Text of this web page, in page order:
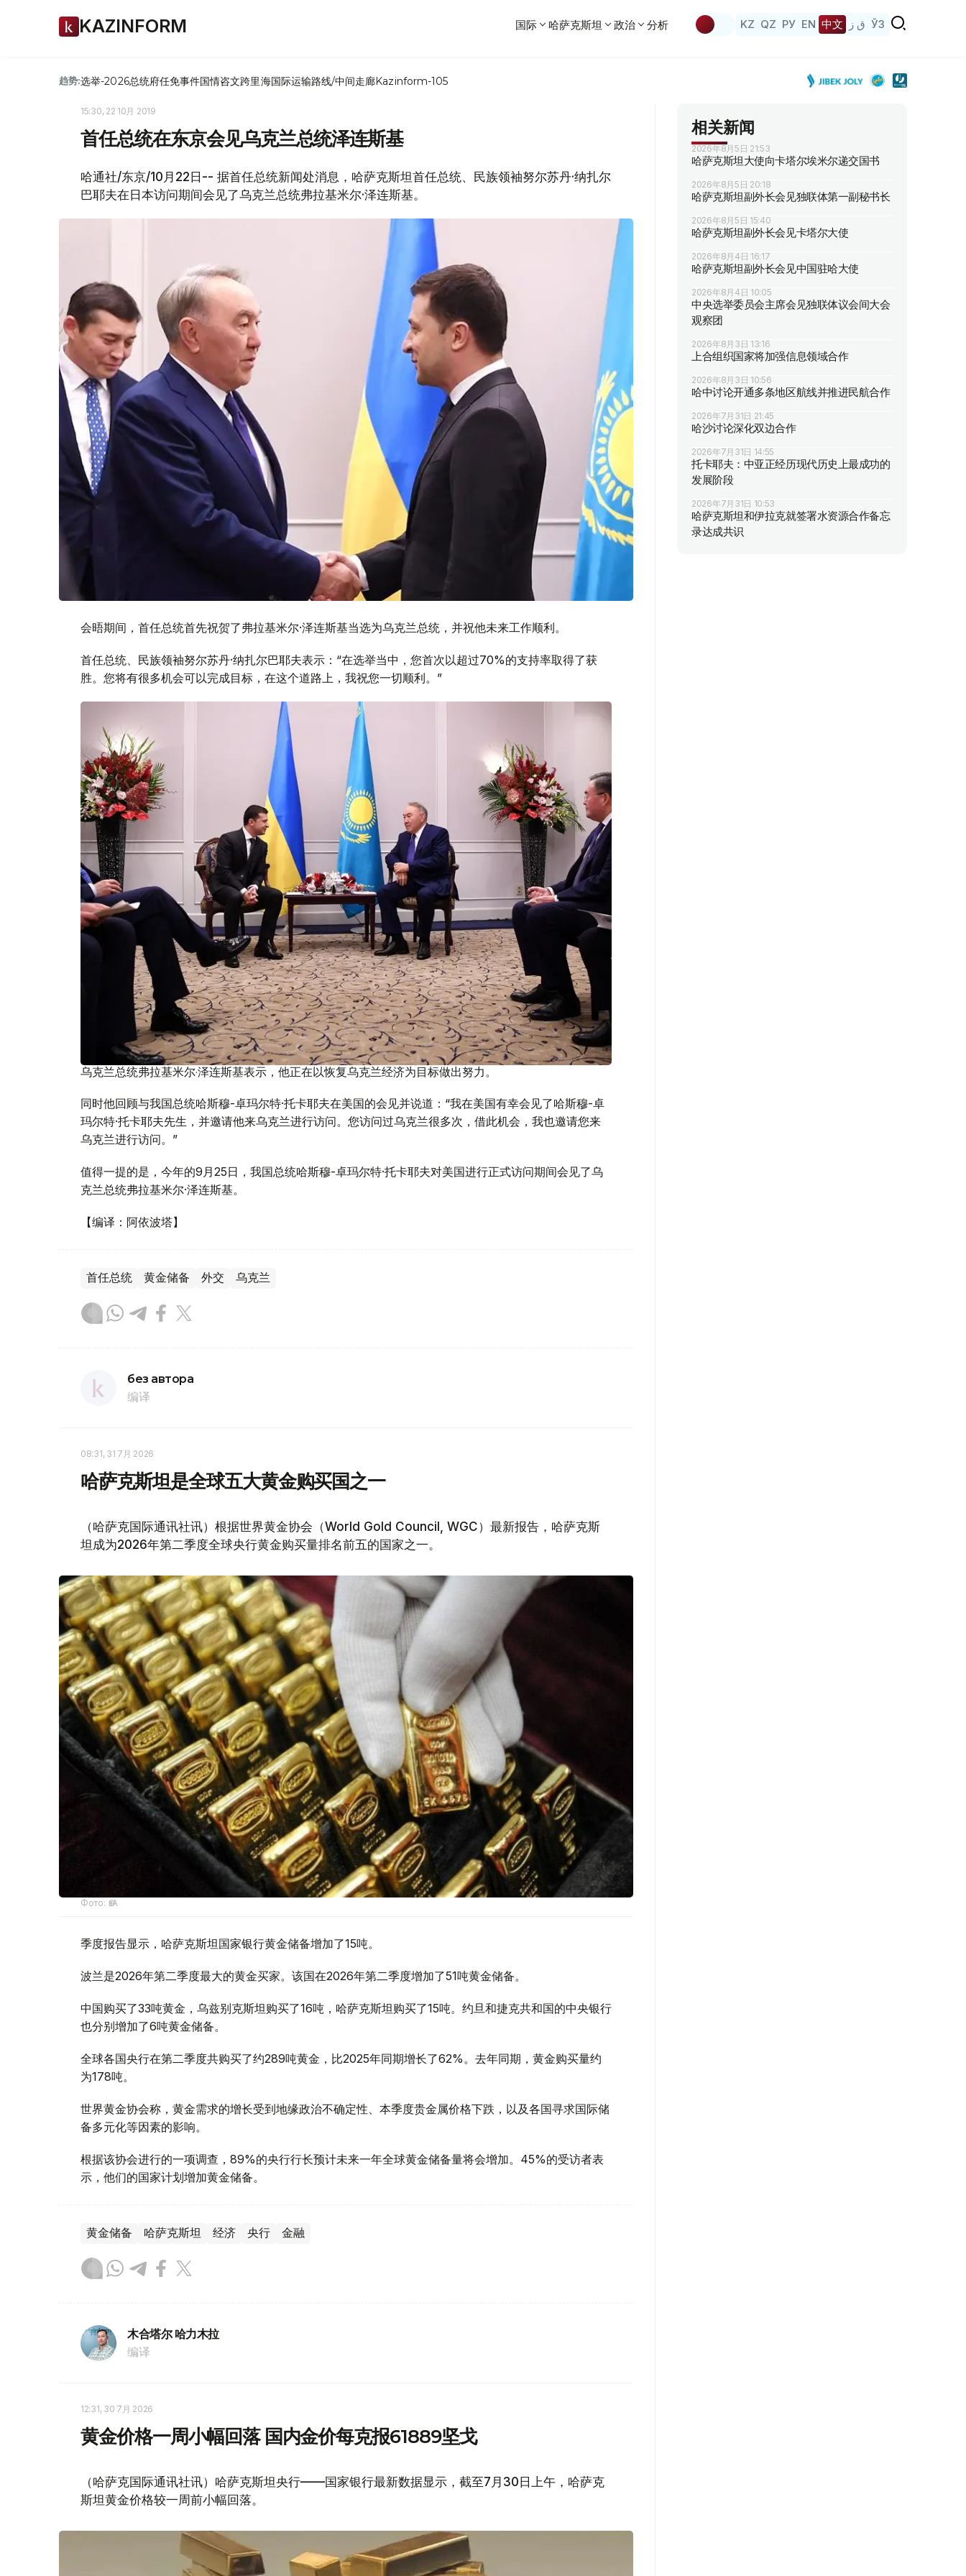
KAZINFORM 国际 哈萨克斯坦 政治 分析 KZ QZ РУ EN 中文 ق ز ЎЗ
趋势:选举-2026总统府任免事件国情咨文跨里海国际运输路线/中间走廊Kazinform-105
15:30, 22 10月 2019
首任总统在东京会见乌克兰总统泽连斯基
哈通社/东京/10月22日-- 据首任总统新闻处消息，哈萨克斯坦首任总统、民族领袖努尔苏丹·纳扎尔
巴耶夫在日本访问期间会见了乌克兰总统弗拉基米尔·泽连斯基。
会晤期间，首任总统首先祝贺了弗拉基米尔·泽连斯基当选为乌克兰总统，并祝他未来工作顺利。
首任总统、民族领袖努尔苏丹·纳扎尔巴耶夫表示：“在选举当中，您首次以超过70%的支持率取得了获
胜。您将有很多机会可以完成目标，在这个道路上，我祝您一切顺利。”
乌克兰总统弗拉基米尔·泽连斯基表示，他正在以恢复乌克兰经济为目标做出努力。
同时他回顾与我国总统哈斯穆-卓玛尔特·托卡耶夫在美国的会见并说道：“我在美国有幸会见了哈斯穆-卓
玛尔特·托卡耶夫先生，并邀请他来乌克兰进行访问。您访问过乌克兰很多次，借此机会，我也邀请您来
乌克兰进行访问。”
值得一提的是，今年的9月25日，我国总统哈斯穆-卓玛尔特·托卡耶夫对美国进行正式访问期间会见了乌
克兰总统弗拉基米尔·泽连斯基。
【编译：阿依波塔】
首任总统 黄金储备 外交 乌克兰
без автора
编译
08:31, 31 7月 2026
哈萨克斯坦是全球五大黄金购买国之一
（哈萨克国际通讯社讯）根据世界黄金协会（World Gold Council, WGC）最新报告，哈萨克斯
坦成为2026年第二季度全球央行黄金购买量排名前五的国家之一。
Фото: ӨзА
季度报告显示，哈萨克斯坦国家银行黄金储备增加了15吨。
波兰是2026年第二季度最大的黄金买家。该国在2026年第二季度增加了51吨黄金储备。
中国购买了33吨黄金，乌兹别克斯坦购买了16吨，哈萨克斯坦购买了15吨。约旦和捷克共和国的中央银行
也分别增加了6吨黄金储备。
全球各国央行在第二季度共购买了约289吨黄金，比2025年同期增长了62%。去年同期，黄金购买量约
为178吨。
世界黄金协会称，黄金需求的增长受到地缘政治不确定性、本季度贵金属价格下跌，以及各国寻求国际储
备多元化等因素的影响。
根据该协会进行的一项调查，89%的央行行长预计未来一年全球黄金储备量将会增加。45%的受访者表
示，他们的国家计划增加黄金储备。
黄金储备 哈萨克斯坦 经济 央行 金融
木合塔尔 哈力木拉
编译
12:31, 30 7月 2026
黄金价格一周小幅回落 国内金价每克报61889坚戈
（哈萨克国际通讯社讯）哈萨克斯坦央行——国家银行最新数据显示，截至7月30日上午，哈萨克
斯坦黄金价格较一周前小幅回落。
相关新闻
2026年8月5日 21:53
哈萨克斯坦大使向卡塔尔埃米尔递交国书
2026年8月5日 20:18
哈萨克斯坦副外长会见独联体第一副秘书长
2026年8月5日 15:40
哈萨克斯坦副外长会见卡塔尔大使
2026年8月4日 16:17
哈萨克斯坦副外长会见中国驻哈大使
2026年8月4日 10:05
中央选举委员会主席会见独联体议会间大会
观察团
2026年8月3日 13:16
上合组织国家将加强信息领域合作
2026年8月3日 10:56
哈中讨论开通多条地区航线并推进民航合作
2026年7月31日 21:45
哈沙讨论深化双边合作
2026年7月31日 14:55
托卡耶夫：中亚正经历现代历史上最成功的
发展阶段
2026年7月31日 10:53
哈萨克斯坦和伊拉克就签署水资源合作备忘
录达成共识